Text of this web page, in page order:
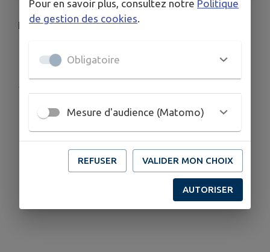
Le prochain Conseil municipal se tiendra le jeudi
Pour en savoir plus, consultez notre Politique
de gestion des cookies
Obligatoire
Mesure d'audience (Matomo)
REFUSER VALIDER MON CHOIX
AUTORISER